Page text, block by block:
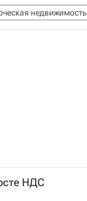
недвижимость
НДС